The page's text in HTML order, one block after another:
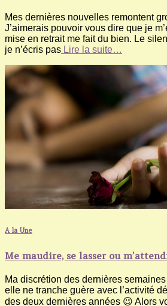
Mes dernières nouvelles remontent
J’aimerais pouvoir vous dire que je
mise en retrait me fait du bien. Le
je n’écris pas Lire la suite…
A la Une
Me maudire, se lasser ou
Ma discrétion des dernières
elle ne tranche guère avec l’activité
des deux dernières années 😉 Alors